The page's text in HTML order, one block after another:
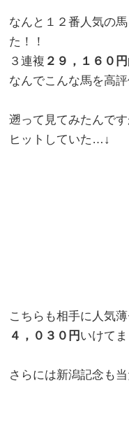
なんと１２番人気の
た！！
３連複 ２９，１６０円
なんでこんな馬を高
遡って見てみたんで
ヒットしていた…↓
こちらも相手に人気
４，０３０円 いけて
さらには新潟記念も